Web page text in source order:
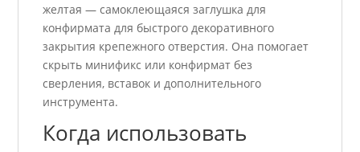
желтая — самоклеющаяся заглушка для
конфирмата для быстрого декоративного
закрытия крепежного отверстия. Она помогает
скрыть минификс или конфирмат без
сверления, вставок и дополнительного
инструмента.
Когда использовать